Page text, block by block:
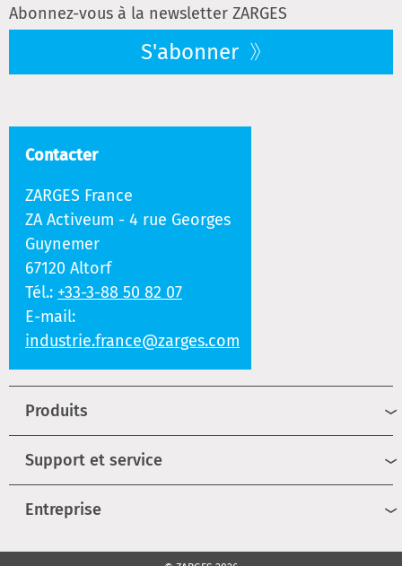
Abonnez-vous à la newsletter ZARGES
S'abonner
Contacter
ZARGES France
ZA Activeum - 4 rue Georges
Guynemer
67120 Altorf
Tél.: +33-3-88 50 82 07
E-mail:
industrie.france@zarges.com
Produits
Support et service
Entreprise